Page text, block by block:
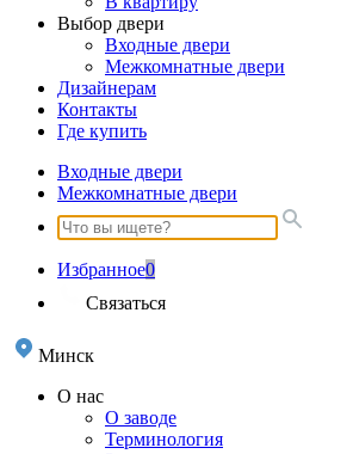
Выбор двери
Входные двери
Межкомнатные двери
Дизайнерам
Контакты
Где купить
Входные двери
Межкомнатные двери
Избранное0
Связаться
Минск
О нас
О заводе
Терминология